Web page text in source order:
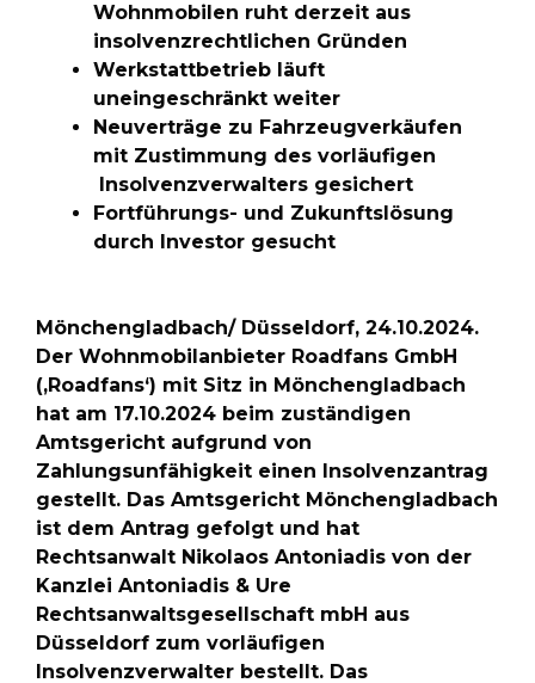
Wohnmobilen ruht derzeit aus
insolvenzrechtlichen Gründen
Werkstattbetrieb läuft
uneingeschränkt weiter
Neuverträge zu Fahrzeugverkäufen
mit Zustimmung des vorläufigen
Insolvenzverwalters gesichert
Fortführungs- und Zukunftslösung
durch Investor gesucht
Mönchengladbach/ Düsseldorf, 24.10.2024.
Der Wohnmobilanbieter Roadfans GmbH
(‚Roadfans‘) mit Sitz in Mönchengladbach
hat am 17.10.2024 beim zuständigen
Amtsgericht aufgrund von
Zahlungsunfähigkeit einen Insolvenzantrag
gestellt. Das Amtsgericht Mönchengladbach
ist dem Antrag gefolgt und hat
Rechtsanwalt Nikolaos Antoniadis von der
Kanzlei Antoniadis & Ure
Rechtsanwaltsgesellschaft mbH aus
Düsseldorf zum vorläufigen
Insolvenzverwalter bestellt. Das